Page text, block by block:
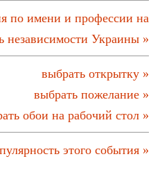
по имени и профессии на
независимости Украины »
выбрать открытку »
выбрать пожелание »
обои на рабочий стол »
этого события »